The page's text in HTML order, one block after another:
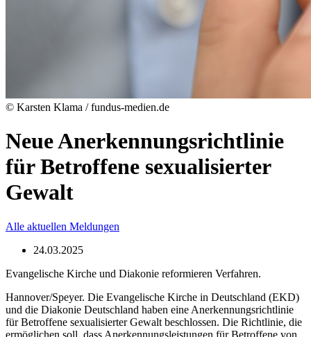
© Karsten Klama / fundus-medien.de
Neue Anerkennungsrichtlinie
für Betroffene sexualisierter
Gewalt
Alle aktuellen Meldungen
24.03.2025
Evangelische Kirche und Diakonie reformieren Verfahren.
Hannover/Speyer. Die Evangelische Kirche in Deutschland (EKD)
und die Diakonie Deutschland haben eine Anerkennungsrichtlinie
für Betroffene sexualisierter Gewalt beschlossen. Die Richtlinie, die
ermöglichen soll, dass Anerkennungsleistungen für Betroffene von